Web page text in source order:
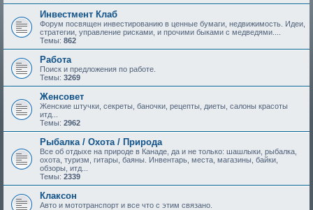
Инвестмент Клаб
Форум посвящен инвестированию в ценные бумаги, недвижимость. Идеи,
стратегии, управление рисками, и прочими быками с медведями....
Темы: 862
Работа
Поиск и предложения по работе.
Темы: 3269
Женсовет
Женские штучки, секреты, баночки, рецепты, диеты, салоны красоты
итд...
Темы: 2962
Рыбалка / Охота / Природа
Все об отдыхе на природе в Канаде, да и не только: шашлыки, рыбалка,
охота, туризм, гитары, баяны. Инвентарь, места, магазины, байки,
обзоры, итд...
Темы: 2339
Клаксон
Авто и мототранспорт и все что с этим связано.